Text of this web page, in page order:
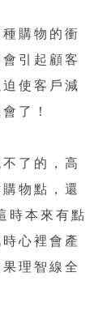
購物的衝
引起顧客
使客戶減
了！
了的，高
物點，還
時本來有點
心裡會產
理智線全